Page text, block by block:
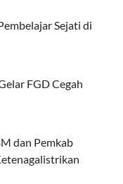
Sejati di
FGD Cegah
dan Pemkab